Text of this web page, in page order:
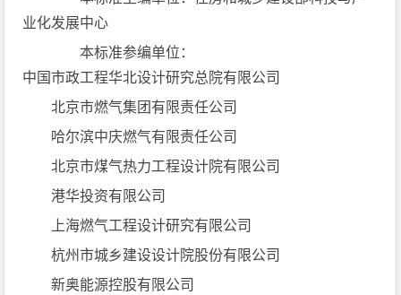
业化发展中心
本标准参编单位：
中国市政工程华北设计研究总院有限公司
北京市燃气集团有限责任公司
哈尔滨中庆燃气有限责任公司
北京市煤气热力工程设计院有限公司
港华投资有限公司
上海燃气工程设计研究有限公司
杭州市城乡建设设计院股份有限公司
新奥能源控股有限公司